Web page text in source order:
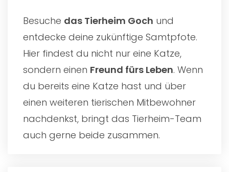
Besuche das Tierheim Goch und
entdecke deine zukünftige Samtpfote.
Hier findest du nicht nur eine Katze,
sondern einen Freund fürs Leben. Wenn
du bereits eine Katze hast und über
einen weiteren tierischen Mitbewohner
nachdenkst, bringt das Tierheim-Team
auch gerne beide zusammen.